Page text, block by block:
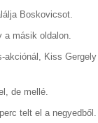
Boskovicsot.
a másik oldalon.
Kiss Gergely
de mellé.
telt el a negyedből.